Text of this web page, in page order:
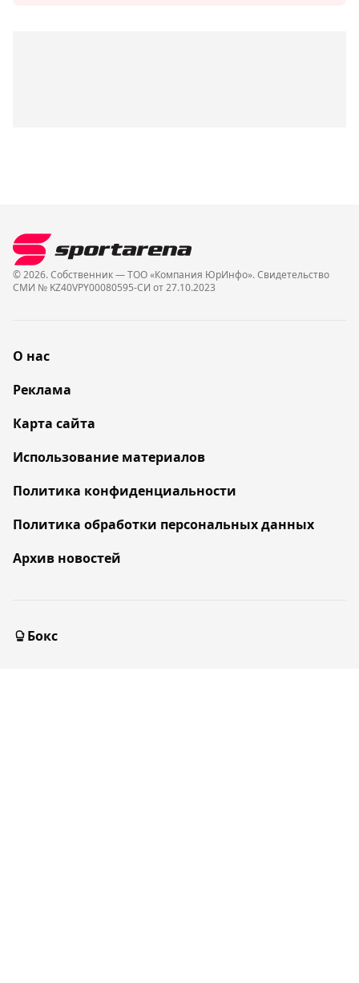
© 2026. Собственник — ТОО «Компания ЮрИнфо». Cвидетельство
СМИ № KZ40VPY00080595-СИ от 27.10.2023
О нас
Реклама
Карта сайта
Использование материалов
Политика конфиденциальности
Политика обработки персональных данных
Архив новостей
Бокс